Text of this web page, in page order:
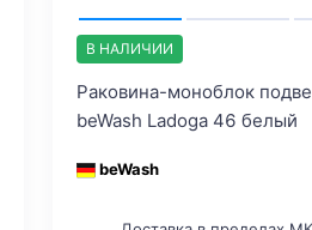
В НАЛИЧИИ
Раковина-моноблок
beWash Ladoga 46 белый
beWash